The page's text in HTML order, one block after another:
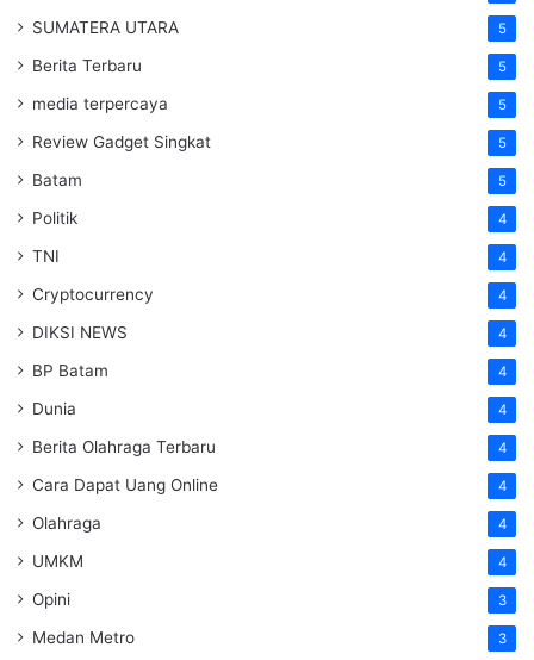
SUMATERA UTARA 5
Berita Terbaru 5
media terpercaya 5
Review Gadget Singkat 5
Batam 5
Politik 4
TNI 4
Cryptocurrency 4
DIKSI NEWS 4
BP Batam 4
Dunia 4
Berita Olahraga Terbaru 4
Cara Dapat Uang Online 4
Olahraga 4
UMKM 4
Opini 3
Medan Metro 3